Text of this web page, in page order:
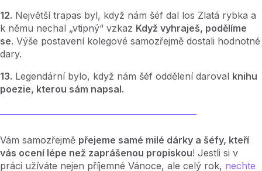
12. Největší trapas byl, když nám šéf dal los Zlatá rybka a
k němu nechal „vtipný“ vzkaz Když vyhraješ, podělíme
se. Výše postavení kolegové samozřejmě dostali hodnotné
dary.
13. Legendární bylo, když nám šéf oddělení daroval knihu
poezie, kterou sám napsal.
Vám samozřejmě přejeme samé milé dárky a šéfy, kteří
vás ocení lépe než zaprášenou propiskou! Jestli si v
práci užíváte nejen příjemné Vánoce, ale celý rok, nechte